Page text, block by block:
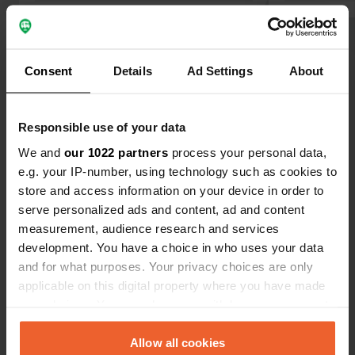
Consent Details Ad Settings About
Responsible use of your data
We and our 1022 partners process your personal data,
e.g. your IP-number, using technology such as cookies to
store and access information on your device in order to
serve personalized ads and content, ad and content
measurement, audience research and services
development. You have a choice in who uses your data
and for what purposes. Your privacy choices are only
applicable on this digital property where you have made
any time from the Cookie Declaration or by clicking on
the Privacy trigger icon.Allow all cookies
payé 26 euros par nuit pour deux
personnes, électricité comprise. Nous
La plage d’Omaha est facilement
accessible depuis le camping.
une nuit
Contact
Emplacement
route de St.Clément 8
14230, Géfosse-Fontenay, France
Coordonnées
49° 21' 25" N 1° 5' 47" W